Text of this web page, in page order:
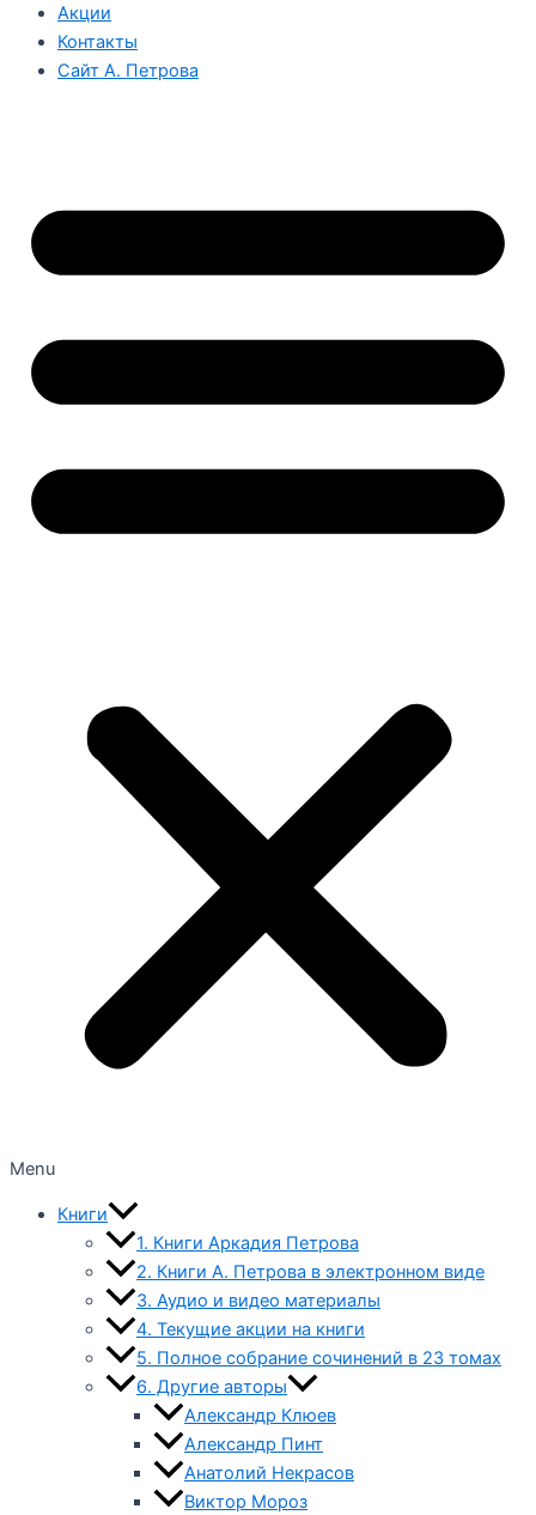
Акции
Контакты
Сайт А. Петрова
Menu
Книги
1. Книги Аркадия Петрова
2. Книги А. Петрова в электронном виде
3. Аудио и видео материалы
4. Текущие акции на книги
5. Полное собрание сочинений в 23 томах
6. Другие авторы
Александр Клюев
Александр Пинт
Анатолий Некрасов
Виктор Мороз